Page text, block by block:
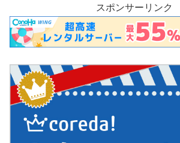
スポンサーリンク